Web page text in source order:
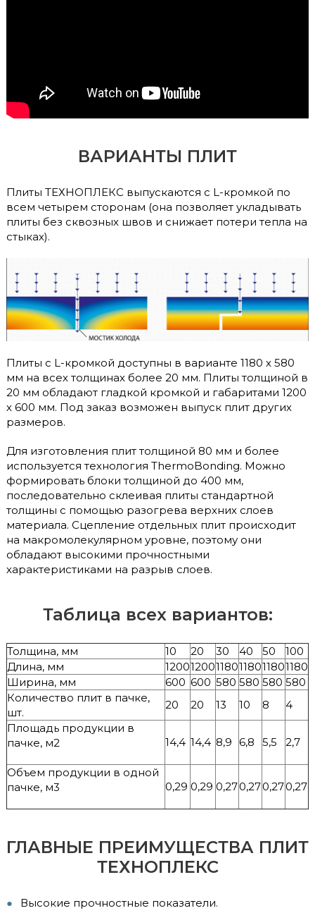
ВАРИАНТЫ ПЛИТ
Плиты ТЕХНОПЛЕКС выпускаются с L-кромкой по
всем четырем сторонам (она позволяет укладывать
плиты без сквозных швов и снижает потери тепла на
стыках).
Плиты с L-кромкой доступны в варианте 1180 х 580
мм на всех толщинах более 20 мм. Плиты толщиной в
20 мм обладают гладкой кромкой и габаритами 1200
х 600 мм. Под заказ возможен выпуск плит других
размеров.
Для изготовления плит толщиной 80 мм и более
используется технология ThermoBonding. Можно
формировать блоки толщиной до 400 мм,
последовательно склеивая плиты стандартной
толщины с помощью разогрева верхних слоев
материала. Сцепление отдельных плит происходит
на макромолекулярном уровне, поэтому они
обладают высокими прочностными
характеристиками на разрыв слоев.
Таблица всех вариантов:
Толщина, мм 10 20 30 40 50
100
Длина, мм
120012001180118011801180
Ширина, мм
600 600 580 580 580 580
Количество плит в пачке,
шт.
20 20 13 10 8
4
Площадь продукции в
пачке, м2
14,4 14,4 8,9 6,8 5,5 2,7
Объем продукции в одной
пачке, м3
0,29 0,29 0,270,270,270,27
ГЛАВНЫЕ ПРЕИМУЩЕСТВА ПЛИТ
ТЕХНОПЛЕКС
Высокие прочностные показатели.